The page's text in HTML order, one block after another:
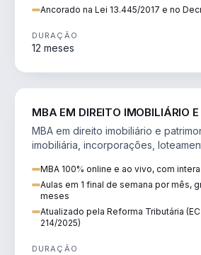
Ancorado na Lei 13.445/2017 e no
DURAÇÃO
12 meses
MBA EM DIREITO IMOBILIÁRIO
MBA em direito imobiliário e
imobiliária, incorporações,
MBA 100% online e ao vivo, com
Aulas em 1 final de semana por mês,
meses
Atualizado pela Reforma Tributária
214/2025)
DURAÇÃO